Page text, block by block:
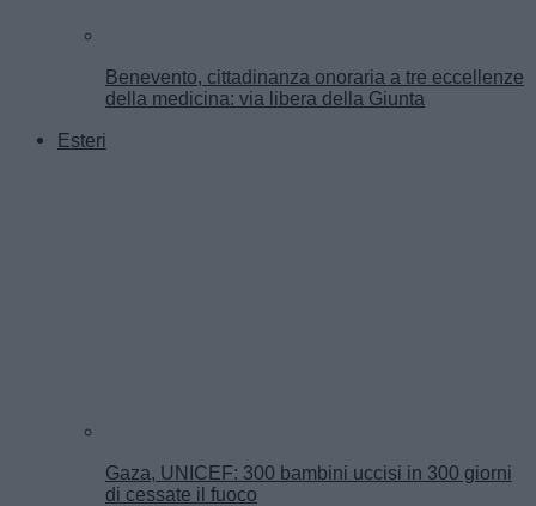
Benevento, cittadinanza onoraria a tre eccellenze
della medicina: via libera della Giunta
Esteri
Gaza, UNICEF: 300 bambini uccisi in 300 giorni
di cessate il fuoco